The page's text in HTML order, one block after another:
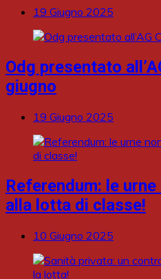
19 Giugno 2025
Odg presentato
giugno
19 Giugno 2025
Referendum: le
alla lotta di classe!
10 Giugno 2025